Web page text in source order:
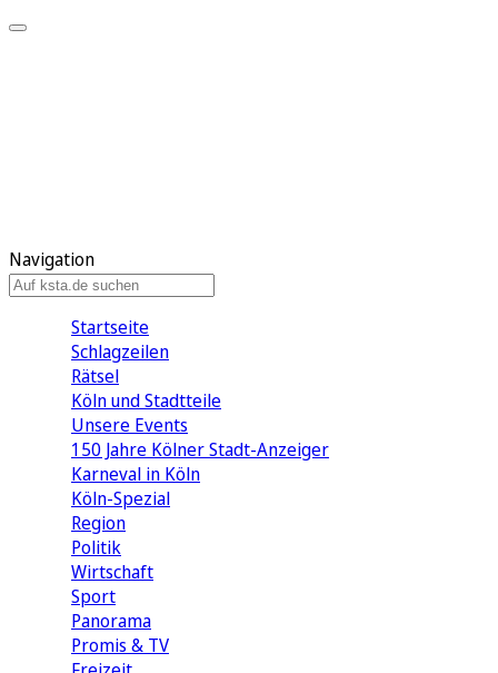
Navigation
Startseite
Schlagzeilen
Rätsel
Köln und Stadtteile
Unsere Events
150 Jahre Kölner Stadt-Anzeiger
Karneval in Köln
Köln-Spezial
Region
Politik
Wirtschaft
Sport
Panorama
Promis & TV